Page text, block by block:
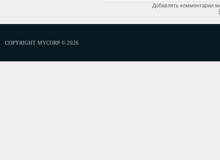
Добавлять комментарии
COPYRIGHT MYCORP © 2026